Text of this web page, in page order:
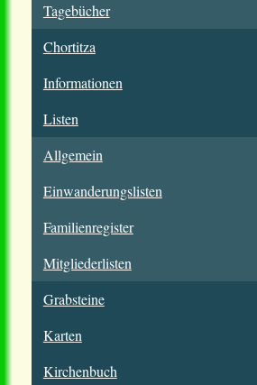
Tagebücher
Chortitza
Informationen
Listen
Allgemein
Einwanderungslisten
Familienregister
Mitgliederlisten
Grabsteine
Karten
Kirchenbuch